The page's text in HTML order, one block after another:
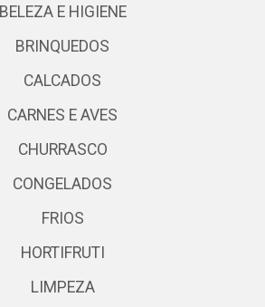
BELEZA E HIGIENE
BRINQUEDOS
CALCADOS
CARNES E AVES
CHURRASCO
CONGELADOS
FRIOS
HORTIFRUTI
LIMPEZA